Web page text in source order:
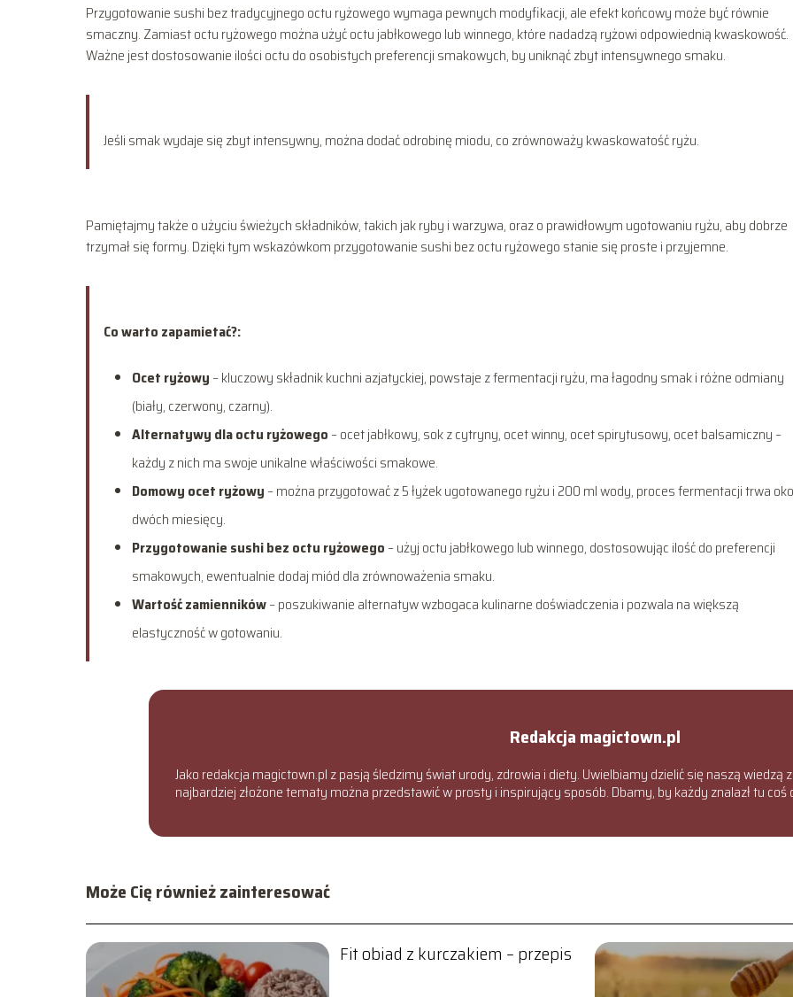
Przygotowanie sushi bez tradycyjnego octu ryżowego wymaga pewnych modyfikacji, ale efekt końcowy może być równie
smaczny. Zamiast octu ryżowego można użyć octu jabłkowego lub winnego, które nadadzą ryżowi odpowiednią kwaskowość.
Ważne jest dostosowanie ilości octu do osobistych preferencji smakowych, by uniknąć zbyt intensywnego smaku.
Jeśli smak wydaje się zbyt intensywny, można dodać odrobinę miodu, co zrównoważy kwaskowatość ryżu.
Pamiętajmy także o użyciu świeżych składników, takich jak ryby i warzywa, oraz o prawidłowym ugotowaniu ryżu, aby dobrze
trzymał się formy. Dzięki tym wskazówkom przygotowanie sushi bez octu ryżowego stanie się proste i przyjemne.
Co warto zapamietać?:
Ocet ryżowy – kluczowy składnik kuchni azjatyckiej, powstaje z fermentacji ryżu, ma łagodny smak i różne odmiany
(biały, czerwony, czarny).
Alternatywy dla octu ryżowego – ocet jabłkowy, sok z cytryny, ocet winny, ocet spirytusowy, ocet balsamiczny –
każdy z nich ma swoje unikalne właściwości smakowe.
Domowy ocet ryżowy – można przygotować z 5 łyżek ugotowanego ryżu i 200 ml wody, proces fermentacji trwa
dwóch miesięcy.
Przygotowanie sushi bez octu ryżowego – użyj octu jabłkowego lub winnego, dostosowując ilość do preferencji
smakowych, ewentualnie dodaj miód dla zrównoważenia smaku.
Wartość zamienników– poszukiwanie alternatyw wzbogaca kulinarne doświadczenia i pozwala na większą
elastyczność w gotowaniu.
Redakcja magictown.pl
Jako redakcja magictown.pl z pasją śledzimy świat urody, zdrowia i diety. Uwielbiamy dzielić się naszą wiedzą
najbardziej złożone tematy można przedstawić w prosty i inspirujący sposób. Dbamy, by każdy znalazł tu coś
Może Cię również zainteresować
Fit obiad z kurczakiem – przepis